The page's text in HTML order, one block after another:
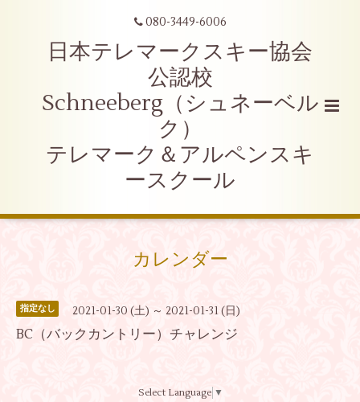
080-3449-6006
日本テレマークスキー協会
公認校
Schneeberg（シュネーベル
ク）
テレマーク＆アルペンスキ
ースクール
カレンダー
指定なし 2021-01-30 (土) ～ 2021-01-31 (日)
BC（バックカントリー）チャレンジ
Select Language ▼